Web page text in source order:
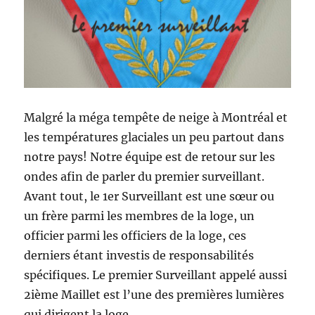
Malgré la méga tempête de neige à Montréal et
les températures glaciales un peu partout dans
notre pays! Notre équipe est de retour sur les
ondes afin de parler du premier surveillant.
Avant tout, le 1er Surveillant est une sœur ou
un frère parmi les membres de la loge, un
officier parmi les officiers de la loge, ces
derniers étant investis de responsabilités
spécifiques. Le premier Surveillant appelé aussi
2ième Maillet est l’une des premières lumières